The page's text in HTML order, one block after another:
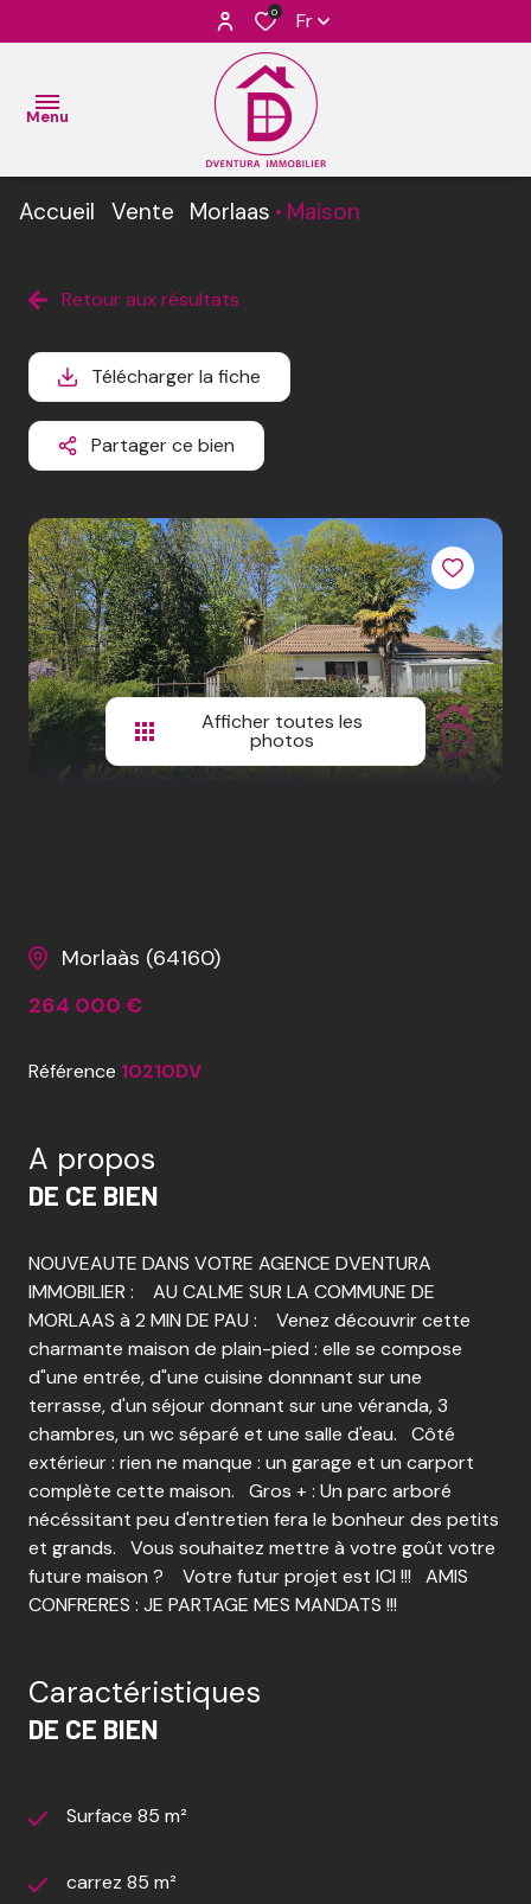
0 Fr
Menu
VENTES
VENDUS
ESTIMATION
L'
L’Équipe
L’
Agence
CONTACTEZ-
NOUS
REJOIGNEZ-
NOUS
Accueil Vente Morlaas Maison
Retour aux résultats
Télécharger la fiche
Partager ce bien
Afficher toutes les
photos
Morlaàs (64160)
264 000 €
Référence 10210DV
A propos
DE CE BIEN
NOUVEAUTE DANS VOTRE AGENCE DVENTURA
IMMOBILIER : AU CALME SUR LA COMMUNE DE
MORLAAS à 2 MIN DE PAU : Venez découvrir cette
charmante maison de plain-pied : elle se compose
d"une entrée, d"une cuisine donnnant sur une
terrasse, d'un séjour donnant sur une véranda, 3
chambres, un wc séparé et une salle d'eau. Côté
extérieur : rien ne manque : un garage et un carport
complète cette maison. Gros + : Un parc arboré
nécéssitant peu d'entretien fera le bonheur des petits
et grands. Vous souhaitez mettre à votre goût votre
future maison ? Votre futur projet est ICI !!! AMIS
CONFRERES : JE PARTAGE MES MANDATS !!!
Caractéristiques
DE CE BIEN
Surface 85 m²
carrez 85 m²